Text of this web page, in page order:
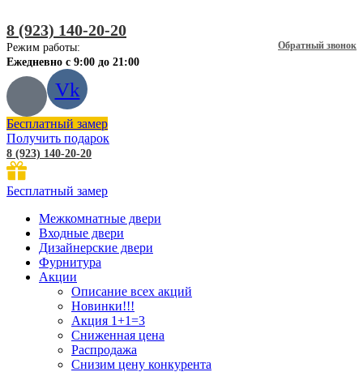
8 (923) 140-20-20
Обратный звонок
Режим работы:
Ежедневно с 9:00 до 21:00
Vk
Бесплатный замер
Получить подарок
8 (923) 140-20-20
Бесплатный замер
Межкомнатные двери
Входные двери
Дизайнерские двери
Фурнитура
Акции
Описание всех акций
Новинки!!!
Акция 1+1=3
Сниженная цена
Распродажа
Снизим цену конкурента